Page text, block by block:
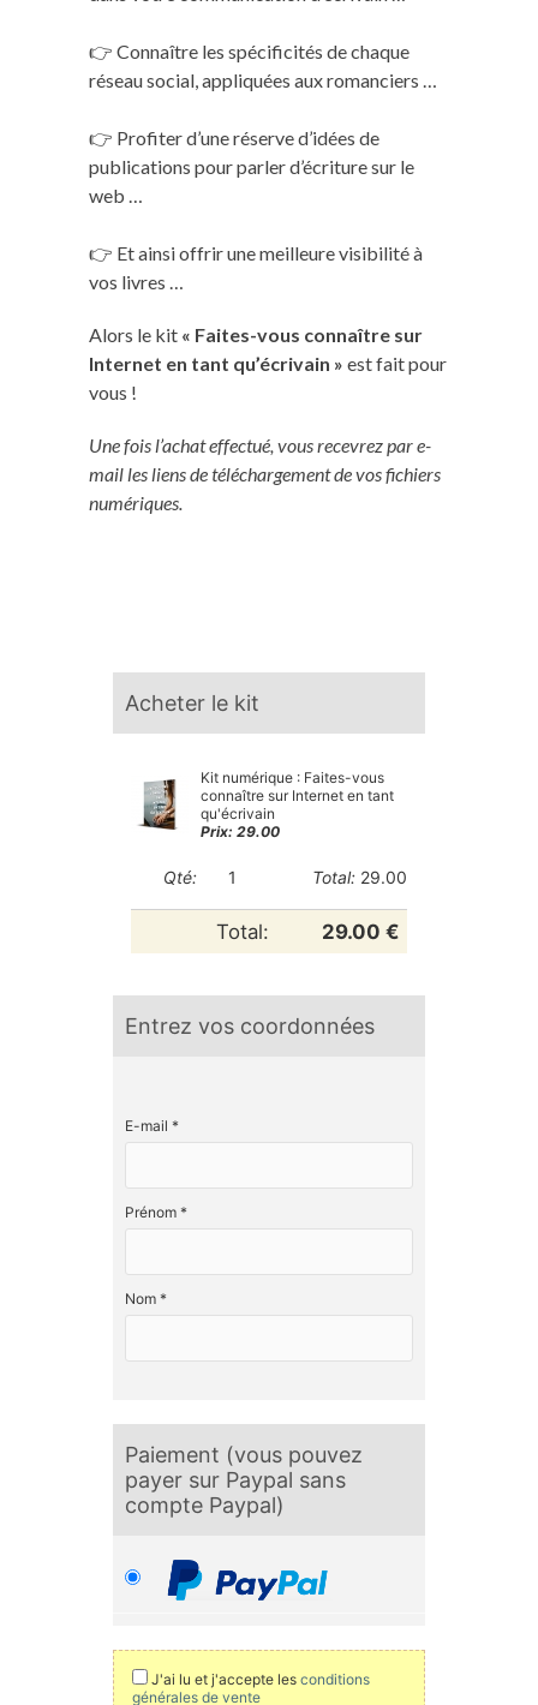
👉 Connaître les spécificités de chaque
réseau social, appliquées aux romanciers …
👉 Profiter d’une réserve d’idées de
publications pour parler d’écriture sur le
web …
👉 Et ainsi offrir une meilleure visibilité à
vos livres …
Alors le kit « Faites-vous connaître sur
Internet en tant qu’écrivain » est fait pour
vous !
Une fois l’achat effectué, vous recevrez par e-
mail les liens de téléchargement de vos fichiers
numériques.